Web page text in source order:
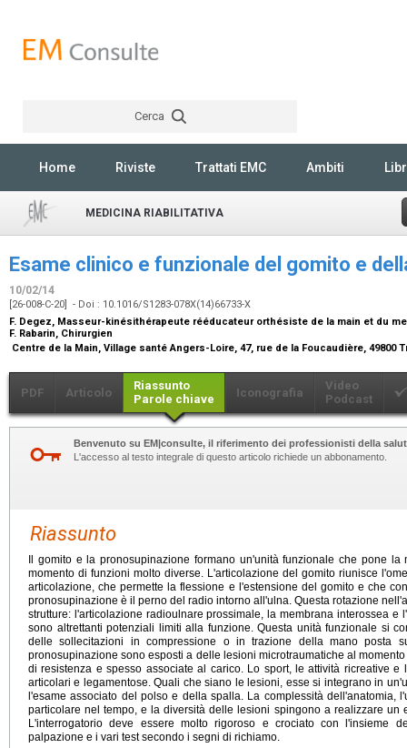
Cerca
Home Riviste Trattati EMC Ambiti
MEDICINA RIABILITATIVA
Esame clinico e funzionale del gomito e
10/02/14
[26-008-C-20] - Doi : 10.1016/S1283-078X(14)66733-X
F. Degez, Masseur-kinésithérapeute rééducateur orthésiste de la main et du
F. Rabarin, Chirurgien
Centre de la Main, Village santé Angers-Loire, 47, rue de la Foucaudière, 49800
PDF Articolo
Riassunto
Parole chiave
Iconografia
Video
Podcast
Benvenuto su EM|consulte, il riferimento dei professionisti della
L'accesso al testo integrale di questo articolo richiede un abbonamento.
Riassunto
Il gomito e la pronosupinazione formano un'unità funzionale che pone
momento di funzioni molto diverse. L'articolazione del gomito riunisce
articolazione, che permette la flessione e l'estensione del gomito e che
pronosupinazione è il perno del radio intorno all'ulna. Questa rotazione
strutture: l'articolazione radioulnare prossimale, la membrana interossea e
sono altrettanti potenziali limiti alla funzione. Questa unità funzionale si
delle sollecitazioni in compressione o in trazione della mano posta
pronosupinazione sono esposti a delle lesioni microtraumatiche al
di resistenza e spesso associate al carico. Lo sport, le attività ricreative e
articolari e legamentose. Quali che siano le lesioni, esse si integrano in
l'esame associato del polso e della spalla. La complessità dell'anatomia,
particolare nel tempo, e la diversità delle lesioni spingono a realizzare un
L'interrogatorio deve essere molto rigoroso e crociato con l'insieme
palpazione e i vari test secondo i segni di richiamo.